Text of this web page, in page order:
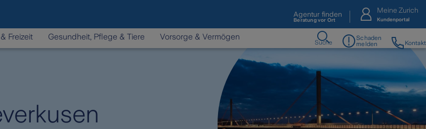
Agentur finden
Beratung vor Ort
Meine Zurich
Kundenportal
Freizeit Gesundheit, Pflege & Tiere Vorsorge & Vermögen
Suche
Schaden
melden
Kontakt